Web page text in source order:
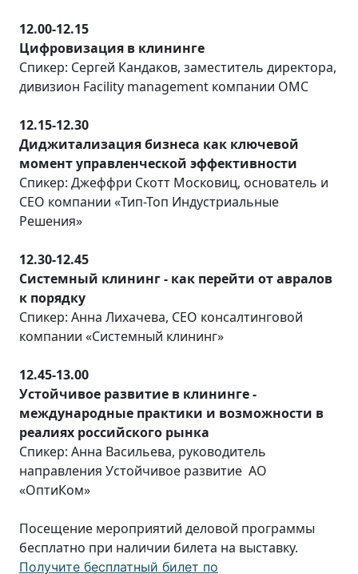
12.00-12.15
Цифровизация в клининге
Спикер: Сергей Кандаков, заместитель директора,
дивизион Facility management компании ОМС
12.15-12.30
Диджитализация бизнеса как ключевой
момент управленческой эффективности
Спикер: Джеффри Скотт Московиц, основатель и
CEO компании «Тип-Топ Индустриальные
Решения»
12.30-12.45
Системный клининг - как перейти от авралов
к порядку
Спикер: Анна Лихачева, CEO консалтинговой
компании «Системный клининг»
12.45-13.00
Устойчивое развитие в клининге -
международные практики и возможности в
реалиях российского рынка
Спикер: Анна Васильева, руководитель
направления Устойчивое развитие АО
«ОптиКом»
Посещение мероприятий деловой программы
бесплатно при наличии билета на выставку.
Получите бесплатный билет по